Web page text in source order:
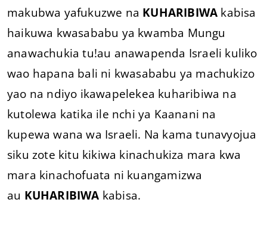
makubwa yafukuzwe na KUHARIBIWA kabisa
haikuwa kwasababu ya kwamba Mungu
anawachukia tu!au anawapenda Israeli kuliko
wao hapana bali ni kwasababu ya machukizo
yao na ndiyo ikawapelekea kuharibiwa na
kutolewa katika ile nchi ya Kaanani na
kupewa wana wa Israeli. Na kama tunavyojua
siku zote kitu kikiwa kinachukiza mara kwa
mara kinachofuata ni kuangamizwa
au KUHARIBIWA kabisa.